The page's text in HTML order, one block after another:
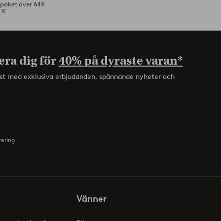
över 649
dig för40% på dyraste varan*
med exklusiva erbjudanden, spännande nyheter och
Vänner